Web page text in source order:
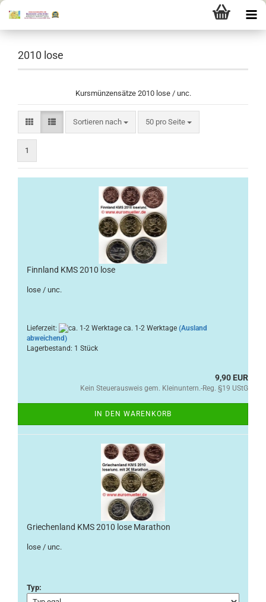
2010 lose
Kursmünzensätze 2010 lose / unc.
Sortieren nach
Sortieren nach 50 pro Seite
pro Seite
1
Finnland KMS 2010 lose
lose / unc.
Lieferzeit: ca. 1-2 Werktage (Ausland
abweichend)
Lagerbestand: 1 Stück
9,90 EUR
Kein Steuerausweis gem. Kleinuntern.-Reg. §19 UStG
IN DEN WARENKORB
Griechenland KMS 2010 lose Marathon
lose / unc.
Typ: